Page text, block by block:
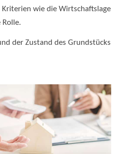
wie die Wirtschaftslage
der Zustand des Grundstücks